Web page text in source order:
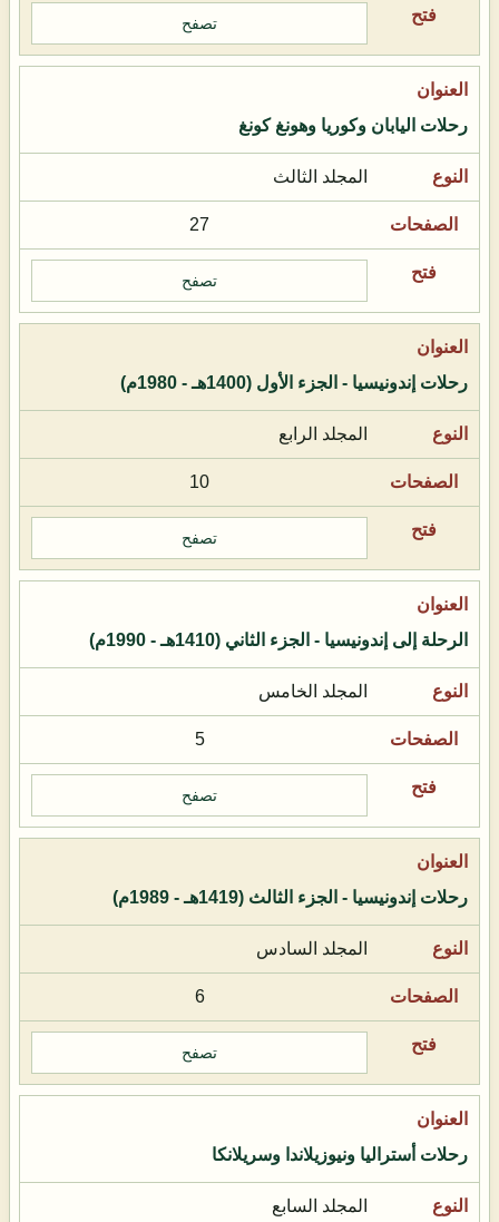
تصفح
رحلات اليابان وكوريا وهونغ كونغ
المجلد الثالث
27
تصفح
رحلات إندونيسيا - الجزء الأول (1400هـ - 1980م)
المجلد الرابع
10
تصفح
الرحلة إلى إندونيسيا - الجزء الثاني (1410هـ - 1990م)
المجلد الخامس
5
تصفح
رحلات إندونيسيا - الجزء الثالث (1419هـ - 1989م)
المجلد السادس
6
تصفح
رحلات أستراليا ونيوزيلاندا وسريلانكا
المجلد السابع